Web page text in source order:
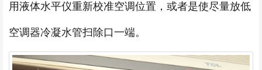
用液体水平仪重新校准空调位置，或者是使尽量放低
空调器冷凝水管扫除口一端。